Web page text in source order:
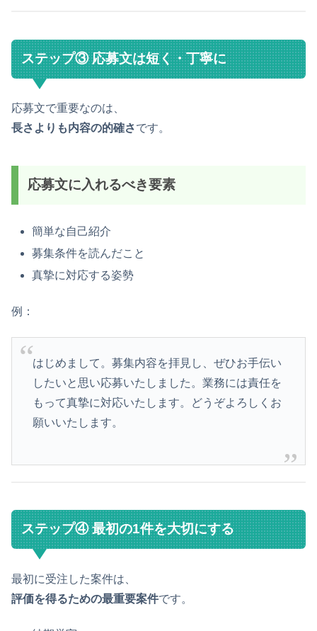
ステップ③ 応募文は短く・丁寧に
応募文で重要なのは、
長さよりも内容の的確さです。
応募文に入れるべき要素
簡単な自己紹介
募集条件を読んだこと
真摯に対応する姿勢
例：
はじめまして。募集内容を拝見し、ぜひお手伝い
したいと思い応募いたしました。業務には責任を
もって真摯に対応いたします。どうぞよろしくお
願いいたします。
ステップ④ 最初の1件を大切にする
最初に受注した案件は、
評価を得るための最重要案件です。